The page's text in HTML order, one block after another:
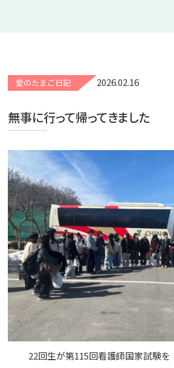
愛のたまご日記 2026.02.16
無事に行って帰ってきました
22回生が第115回看護師国家試験を